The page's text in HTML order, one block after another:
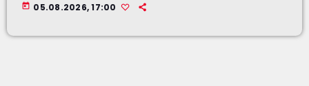
today 05.08.2026, 17:00